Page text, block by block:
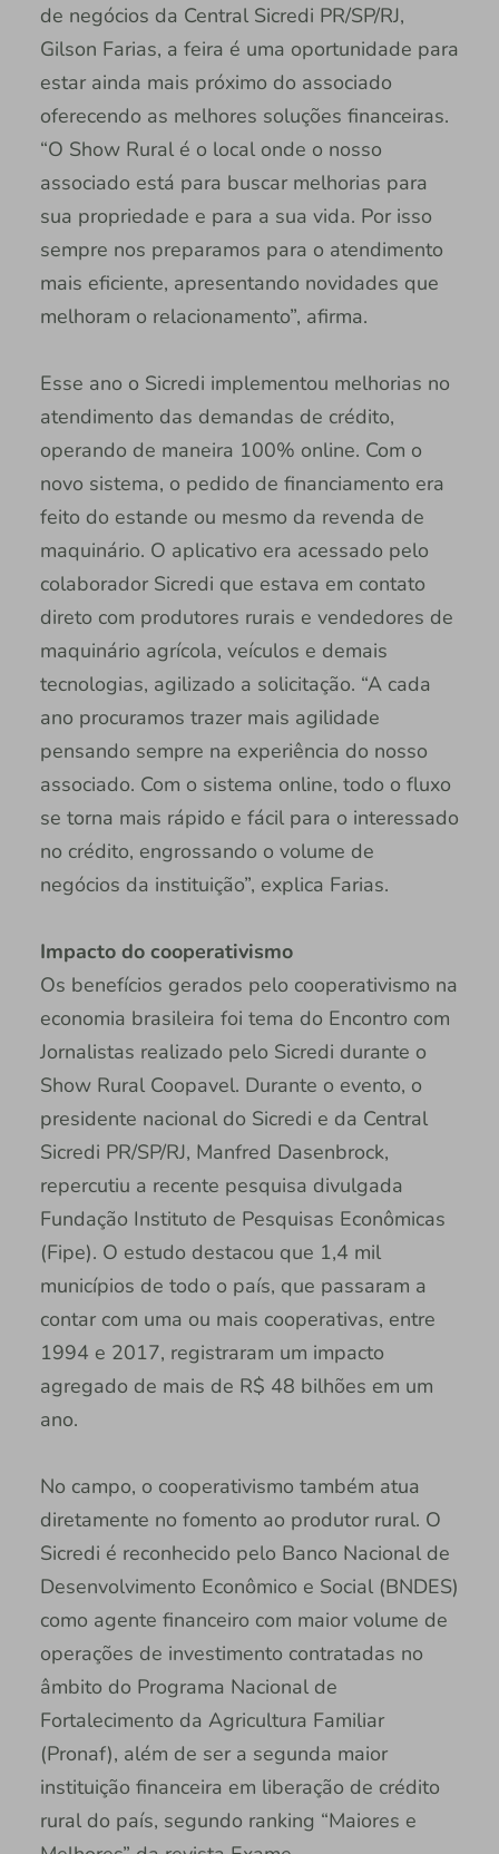
de negócios da Central Sicredi PR/SP/RJ,
Gilson Farias, a feira é uma oportunidade para
estar ainda mais próximo do associado
oferecendo as melhores soluções financeiras.
“O Show Rural é o local onde o nosso
associado está para buscar melhorias para
sua propriedade e para a sua vida. Por isso
sempre nos preparamos para o atendimento
mais eficiente, apresentando novidades que
melhoram o relacionamento”, afirma.
Esse ano o Sicredi implementou melhorias no
atendimento das demandas de crédito,
operando de maneira 100% online. Com o
novo sistema, o pedido de financiamento era
feito do estande ou mesmo da revenda de
maquinário. O aplicativo era acessado pelo
colaborador Sicredi que estava em contato
direto com produtores rurais e vendedores de
maquinário agrícola, veículos e demais
tecnologias, agilizado a solicitação. “A cada
ano procuramos trazer mais agilidade
pensando sempre na experiência do nosso
associado. Com o sistema online, todo o fluxo
se torna mais rápido e fácil para o interessado
no crédito, engrossando o volume de
negócios da instituição”, explica Farias.
Impacto do cooperativismo
Os benefícios gerados pelo cooperativismo na
economia brasileira foi tema do Encontro com
Jornalistas realizado pelo Sicredi durante o
Show Rural Coopavel. Durante o evento, o
presidente nacional do Sicredi e da Central
Sicredi PR/SP/RJ, Manfred Dasenbrock,
repercutiu a recente pesquisa divulgada
Fundação Instituto de Pesquisas Econômicas
(Fipe). O estudo destacou que 1,4 mil
municípios de todo o país, que passaram a
contar com uma ou mais cooperativas, entre
1994 e 2017, registraram um impacto
agregado de mais de R$ 48 bilhões em um
ano.
No campo, o cooperativismo também atua
diretamente no fomento ao produtor rural. O
Sicredi é reconhecido pelo Banco Nacional de
Desenvolvimento Econômico e Social (BNDES)
como agente financeiro com maior volume de
operações de investimento contratadas no
âmbito do Programa Nacional de
Fortalecimento da Agricultura Familiar
(Pronaf), além de ser a segunda maior
instituição financeira em liberação de crédito
rural do país, segundo ranking “Maiores e